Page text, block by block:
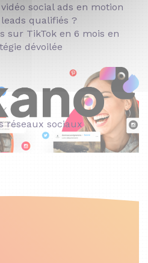
social ads en motion
qualifiés ?
sur TikTok en 6 mois en
dévoilée
réseaux sociaux